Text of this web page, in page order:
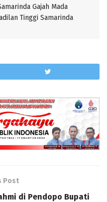
Gajah Mada
Tinggi Samarinda
Post
di Pendopo Bupati